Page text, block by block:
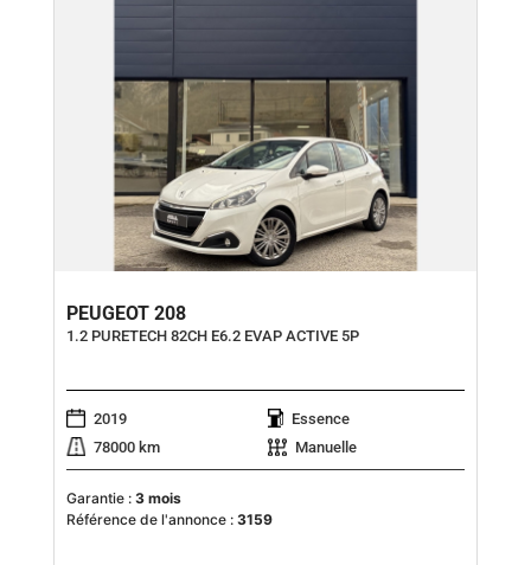
PEUGEOT 208
1.2 PURETECH 82CH E6.2 EVAP ACTIVE 5P
2019
Essence
78000 km
Manuelle
Garantie : 3 mois
Référence de l'annonce : 3159